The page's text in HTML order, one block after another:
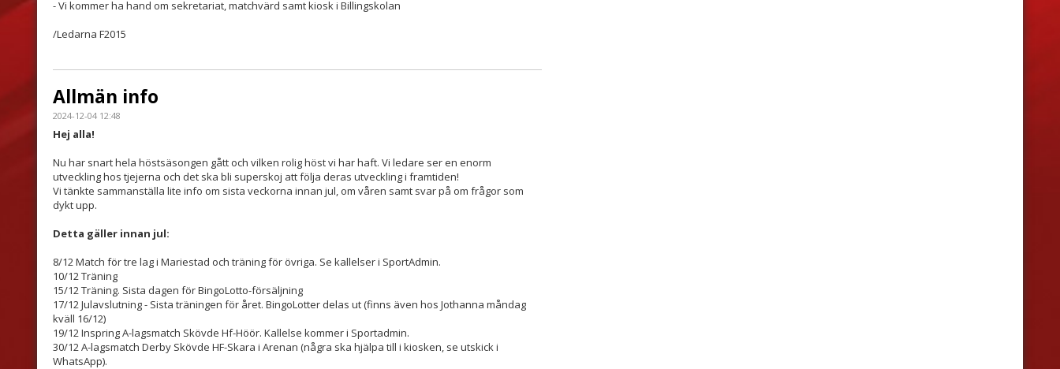
- Vi kommer ha hand om sekretariat, matchvärd samt kiosk i Billingskolan
/Ledarna F2015
Allmän info
2024-12-04 12:48
Hej alla!
Nu har snart hela höstsäsongen gått och vilken rolig höst vi har haft. Vi ledare ser en enorm
utveckling hos tjejerna och det ska bli superskoj att följa deras utveckling i framtiden!
Vi tänkte sammanställa lite info om sista veckorna innan jul, om våren samt svar på om frågor som
dykt upp.
Detta gäller innan jul:
8/12 Match för tre lag i Mariestad och träning för övriga. Se kallelser i SportAdmin.
10/12 Träning
15/12 Träning. Sista dagen för BingoLotto-försäljning
17/12 Julavslutning - Sista träningen för året. BingoLotter delas ut (finns även hos Jothanna måndag
kväll 16/12)
19/12 Inspring A-lagsmatch Skövde Hf-Höör. Kallelse kommer i Sportadmin.
30/12 A-lagsmatch Derby Skövde HF-Skara i Arenan (några ska hjälpa till i kiosken, se utskick i
WhatsApp).